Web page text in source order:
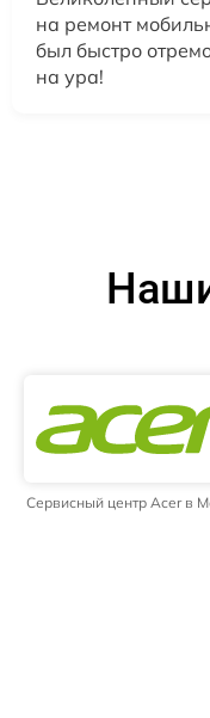
на ремонт
был быстро
на ура!
Сервисный центр Acer в